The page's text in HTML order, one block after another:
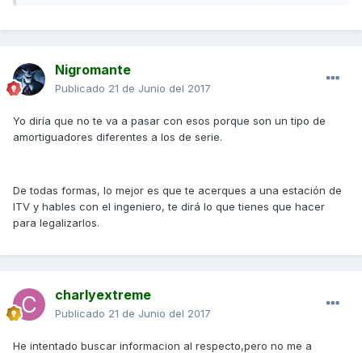
Nigromante
Publicado 21 de Junio del 2017
Yo diría que no te va a pasar con esos porque son un tipo de
amortiguadores diferentes a los de serie.
De todas formas, lo mejor es que te acerques a una estación de
ITV y hables con el ingeniero, te dirá lo que tienes que hacer
para legalizarlos.
charlyextreme
Publicado 21 de Junio del 2017
He intentado buscar informacion al respecto,pero no me a